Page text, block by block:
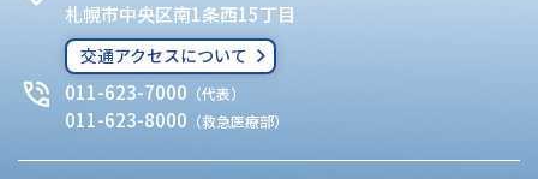
札幌市中央区南1条西15丁目
交通アクセスについて
011-623-7000 （代表）
011-623-8000 （救急医療部）